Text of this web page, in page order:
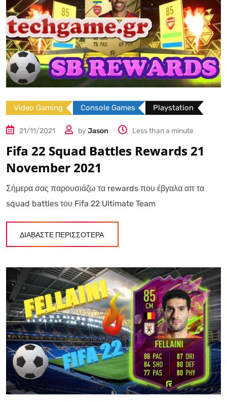
Video Gaming Console Games Playstation
21/11/2021 by Jason Less than a minute
Fifa 22 Squad Battles Rewards 21
November 2021
Σήμερα σας παρουσιάζω τα rewards που έβγαλα απ τα
squad battles του Fifa 22 Ultimate Team
ΔΙΑΒΑΣΤΕ ΠΕΡΙΣΣΟΤΕΡΑ